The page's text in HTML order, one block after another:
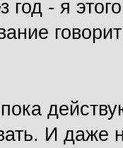
год - я
И даже